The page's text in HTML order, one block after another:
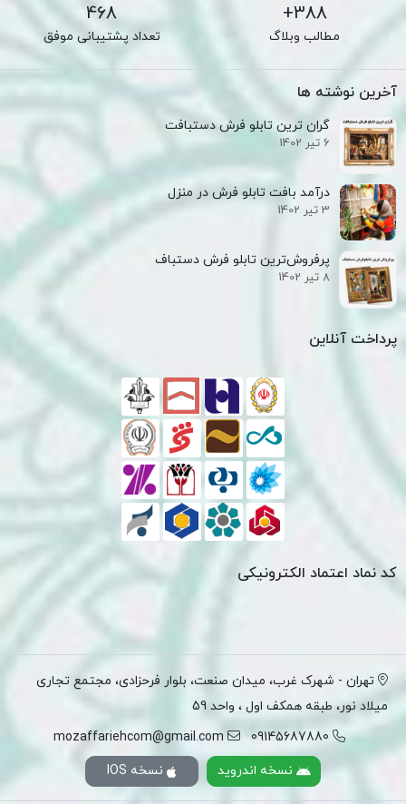
388+
مطالب وبلاگ
468
تعداد پشتیبانی موفق
آخرین نوشته ها
گران ترین تابلو فرش دستبافت
6 تیر 1402
درآمد بافت تابلو فرش در منزل
3 تیر 1402
پرفروش‌ترین تابلو فرش دستباف
8 تیر 1402
پرداخت آنلاین
کد نماد اعتماد الکترونیکی
تهران - شهرک غرب، میدان صنعت، بلوار فرحزادی، مجتمع تجاری
میلاد نور، طبقه همکف اول ، واحد 59
09145687880
mozaffariehcom@gmail.com
نسخه اندروید
نسخه IOS